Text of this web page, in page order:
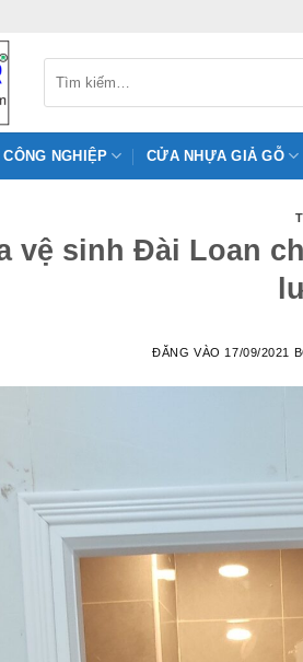
kiếm:
NGHIỆP CỬA NHỰA GIẢ GỖ
vệ sinh Đài Loan
ĐĂNG VÀO 17/09/2021